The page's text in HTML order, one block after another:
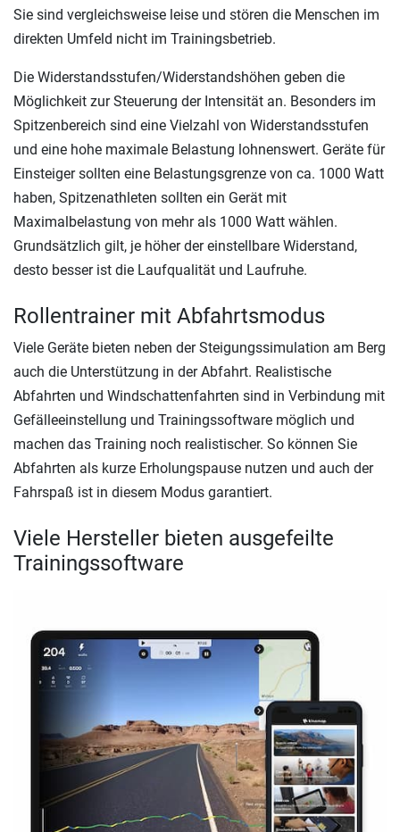
Sie sind vergleichsweise leise und stören die Menschen im
direkten Umfeld nicht im Trainingsbetrieb.
Die Widerstandsstufen/Widerstandshöhen geben die
Möglichkeit zur Steuerung der Intensität an. Besonders im
Spitzenbereich sind eine Vielzahl von Widerstandsstufen
und eine hohe maximale Belastung lohnenswert. Geräte für
Einsteiger sollten eine Belastungsgrenze von ca. 1000 Watt
haben, Spitzenathleten sollten ein Gerät mit
Maximalbelastung von mehr als 1000 Watt wählen.
Grundsätzlich gilt, je höher der einstellbare Widerstand,
desto besser ist die Laufqualität und Laufruhe.
Rollentrainer mit Abfahrtsmodus
Viele Geräte bieten neben der Steigungssimulation am Berg
auch die Unterstützung in der Abfahrt. Realistische
Abfahrten und Windschattenfahrten sind in Verbindung mit
Gefälleeinstellung und Trainingssoftware möglich und
machen das Training noch realistischer. So können Sie
Abfahrten als kurze Erholungspause nutzen und auch der
Fahrspaß ist in diesem Modus garantiert.
Viele Hersteller bieten ausgefeilte
Trainingssoftware